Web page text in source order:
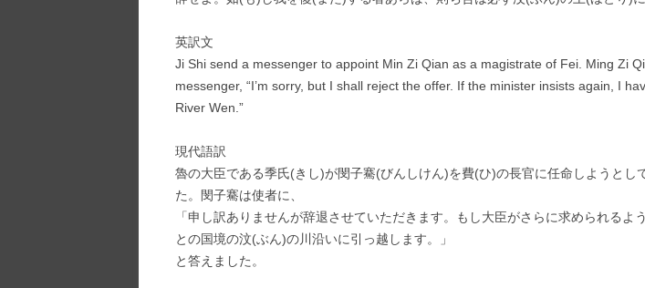
英訳文
Ji Shi send a messenger to appoint Min Zi Qian as a magistrate of Fei. Ming Zi
messenger, “I’m sorry, but I shall reject the offer. If the minister insists again, I
River Wen.”
現代語訳
魯の大臣である季氏(きし)が閔子騫(びんしけん)を費(ひ)の長官に任命しようとし
た。閔子騫は使者に、
「申し訳ありませんが辞退させていただきます。もし大臣がさらに求められるよ
との国境の汶(ぶん)の川沿いに引っ越します。」
と答えました。